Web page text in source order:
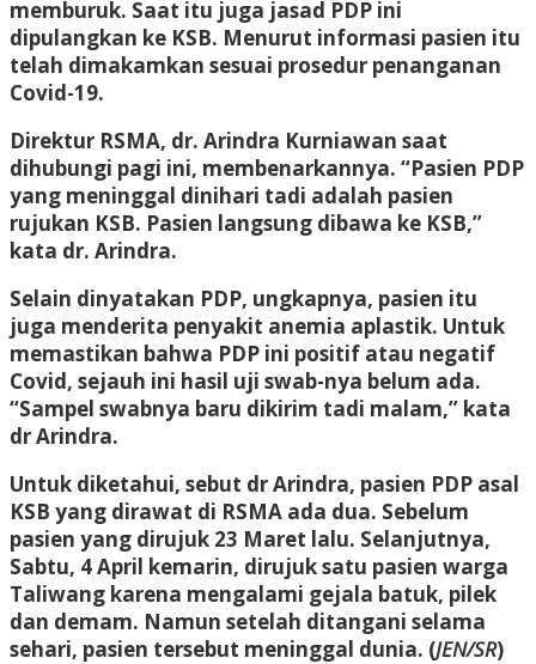
memburuk. Saat itu juga jasad PDP ini
dipulangkan ke KSB. Menurut informasi pasien itu
telah dimakamkan sesuai prosedur penanganan
Covid-19.
Direktur RSMA, dr. Arindra Kurniawan saat
dihubungi pagi ini, membenarkannya. “Pasien PDP
yang meninggal dinihari tadi adalah pasien
rujukan KSB. Pasien langsung dibawa ke KSB,”
kata dr. Arindra.
Selain dinyatakan PDP, ungkapnya, pasien itu
juga menderita penyakit anemia aplastik. Untuk
memastikan bahwa PDP ini positif atau negatif
Covid, sejauh ini hasil uji swab-nya belum ada.
“Sampel swabnya baru dikirim tadi malam,” kata
dr Arindra.
Untuk diketahui, sebut dr Arindra, pasien PDP asal
KSB yang dirawat di RSMA ada dua. Sebelum
pasien yang dirujuk 23 Maret lalu. Selanjutnya,
Sabtu, 4 April kemarin, dirujuk satu pasien warga
Taliwang karena mengalami gejala batuk, pilek
dan demam. Namun setelah ditangani selama
sehari, pasien tersebut meninggal dunia. (JEN/SR)